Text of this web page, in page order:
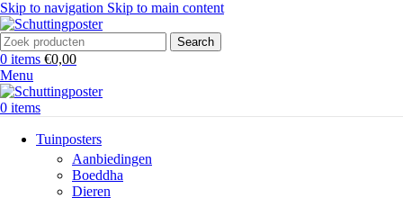
Skip to navigation Skip to main content
Search
0 items €0,00
Menu
0 items
Tuinposters
Aanbiedingen
Boeddha
Dieren